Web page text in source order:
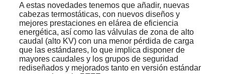
A estas novedades tenemos que añadir, nuevas
cabezas termostáticas, con nuevos diseños y
mejores prestaciones en elárea de eficiencia
energética, así como las válvulas de zona de alto
caudal (alto KV) con una menor pérdida de carga
que las estándares, lo que implica disponer de
mayores caudales y los grupos de seguridad
rediseñados y mejorados tanto en versión estándar